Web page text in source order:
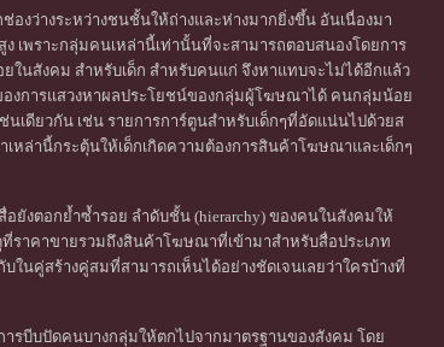
งว่างระหว่างชนชั้นให้ถ่างและห่างมากยิ่งขึ้น อันเนื่องมา
เพราะกลุ่มคนเหล่านี้เท่านั้นที่จะสามารถตอบสนองโดยการ
นสังคม สำหรับเด็ก สำหรับคนแก่ จึงหาแทบจะไม่ได้อีกแล้ว
งการแสวงหาผลประโยชน์ของกลุ่มผู้โฆษณาได้ คนกลุ่มน้อย
เดียวกัน เช่น รายการการ์ตูนสำหรับเด็กๆที่อัดแน่นไปด้วยส
ล่านี้กระตุ้นให้เด็กเกิดความต้องการสินค้าโฆษณาและเด็กๆ
ยังตอกย้ำซ้ำรอย ลำดับชั้น (hierarchy) ของคนในสังคมให้
ราคาขายรวมถึงสินค้าโฆษณาที่เข้ามาสำหรับสื่อประเภท
นคู่สร้างคู่สมที่สามารถเห็นได้อย่างชัดเจนเลยว่าใครบ้างที่
รบีบปัดคนบางกลุ่มให้ตกไปจากมาตรฐานของสังคม โดย